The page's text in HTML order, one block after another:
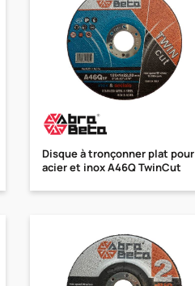
Disque à tronçonner plat pour
acier et inox A46Q TwinCut